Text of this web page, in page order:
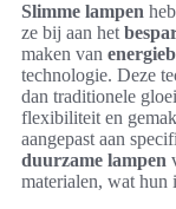
Slimme lampen
ze bij aan het
maken van
technologie. Deze
dan traditionele
flexibiliteit en
aangepast aan
duurzame lampen
materialen, wat hun